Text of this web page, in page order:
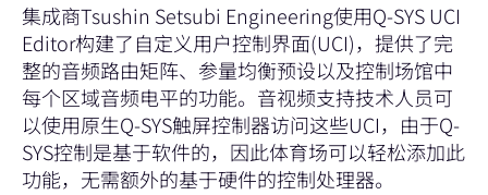
集成商Tsushin Setsubi Engineering使用Q-SYS UCI
Editor构建了自定义用户控制界面(UCI)，提供了完
整的音频路由矩阵、参量均衡预设以及控制场馆中
每个区域音频电平的功能。音视频支持技术人员可
以使用原生Q-SYS触屏控制器访问这些UCI，由于Q-
SYS控制是基于软件的，因此体育场可以轻松添加此
功能，无需额外的基于硬件的控制处理器。